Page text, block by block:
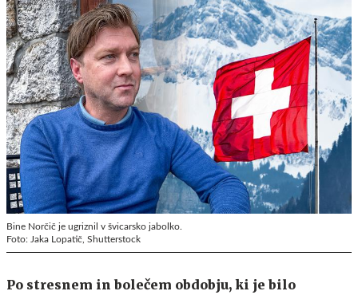
Bine Norčič je ugriznil v švicarsko jabolko.
Foto: Jaka Lopatič, Shutterstock
Po stresnem in bolečem obdobju, ki je bilo